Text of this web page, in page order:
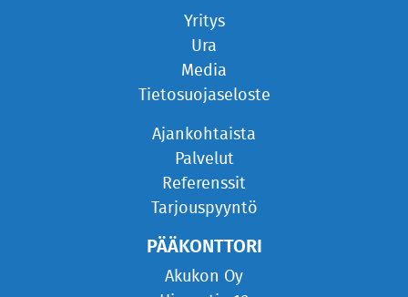
Yritys
Ura
Media
Tietosuojaseloste
Ajankohtaista
Palvelut
Referenssit
Tarjouspyyntö
PÄÄKONTTORI
Akukon Oy